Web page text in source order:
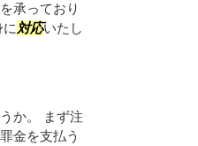
承っており
対応いたし
か。 まず注
金を支払う